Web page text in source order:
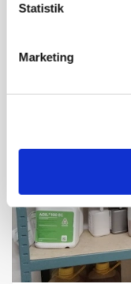
Statistik
Marketing